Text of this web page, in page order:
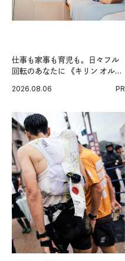
仕事も家事も育児も。日々フル
回転のあなたに 《キリン オルニ
2026.08.06 PR